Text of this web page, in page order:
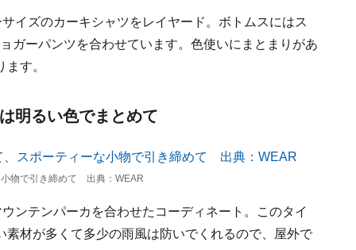
イズのカーキシャツをレイヤード。ボトムスにはス
ガーパンツを合わせています。色使いにまとまりがあ
す。
明るい色でまとめて
物で引き締めて 出典：WEAR
ンテンパーカを合わせたコーディネート。このタイ
材が多くて多少の雨風は防いでくれるので、屋外で